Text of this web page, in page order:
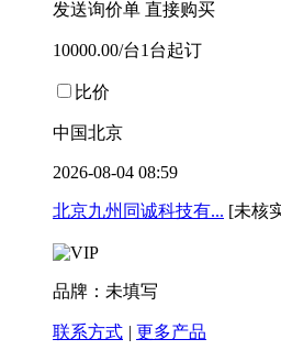
发送询价单 直接购买
10000.00/台1台起订
比价
中国北京
2026-08-04 08:59
北京九州同诚科技有... [未核
品牌：未填写
联系方式 | 更多产品